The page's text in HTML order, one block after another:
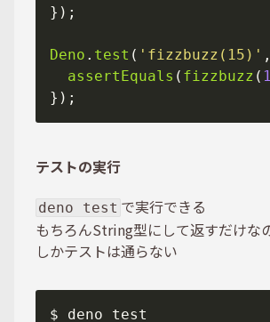
Deno . test ( 'fizzbuzz(15)'
assertEquals ( fizzbuzz (
テストの実行
deno test で実行できる
もちろんString型にして返すだけな
しかテストは通らない